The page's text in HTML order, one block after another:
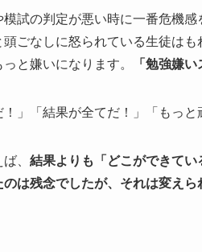
試の判定が悪い時に一番危機
ごなしに怒られている生徒は
と嫌いになります。
「勉強嫌
！」「結果が全てだ！」「もっ
、 結果よりも「どこができて
は残念でしたが、それは変え